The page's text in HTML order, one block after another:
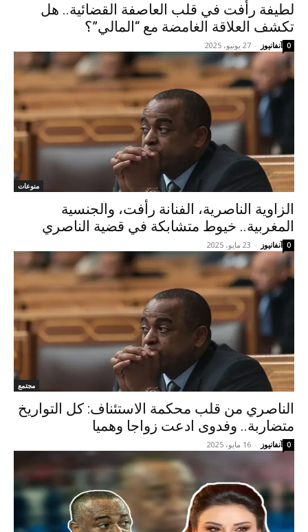
لطيفة رأفت في قلب العاصفة القضائية.. هل
تكشف العلاقة الغامضة مع “المالي”؟
آنفانيوز - 27 يونيو، 2025 0
منوعات
الزاوية الناصرية، الفنانة رأفت، والجنسية
المغربية.. خيوط متشابكة في قضية الناصري
آنفانيوز - 23 مايو، 2025 0
مجتمع
الناصري من قلب محكمة الاستئناف: كل التواريخ
متضاربة.. وفدوى ادعت زواجا وهميا
آنفانيوز - 16 مايو، 2025 0